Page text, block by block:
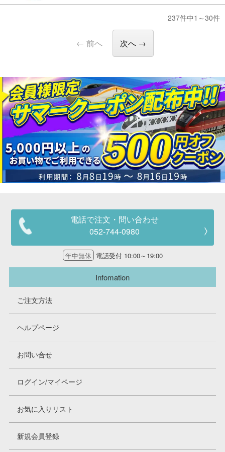
237件中1～30件
← 前へ 次へ →
電話で注文・問い合わせ
052-744-0980
年中無休 電話受付 10:00～19:00
Infomation
ご注文方法
ヘルプページ
お問い合せ
ログイン/マイページ
お気に入りリスト
新規会員登録